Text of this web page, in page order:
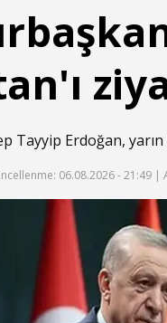
Tayyip Erdoğan,
06.08.2026 - 21:49 |